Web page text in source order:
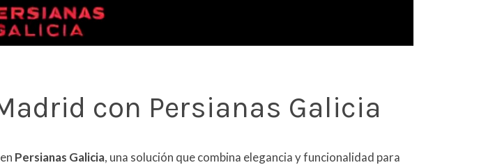
con Persianas Galicia
Persianas Galicia, una solución que combina elegancia y funcionalidad para